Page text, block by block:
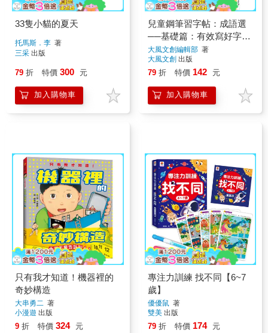
33隻小貓的夏天
托馬斯．李 著
三采 出版
79 折 特價 300 元
加入購物車
兒童鋼筆習字帖：成語選
──基礎篇：有效寫好字，
強化記憶點，提升寫作
力！
大風文創編輯部著
大風文創 出版
79 折 特價 142 元
加入購物車
只有我才知道！機器裡的
奇妙構造
大串勇二 著
小漫遊 出版
9 折 特價 324 元
專注力訓練 找不同【6~7
歲】
優優鼠 著
雙美出版
79 折 特價 174 元